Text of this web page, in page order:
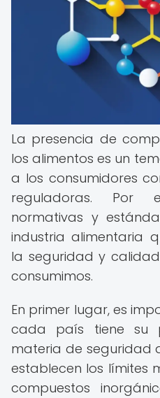
La presencia de
los alimentos es un
a los consumidores
reguladoras. Por
normativas y
industria alimentaria
la seguridad y
consumimos.
En primer lugar, es
cada país tiene su
materia de seguridad
establecen los límites
compuestos